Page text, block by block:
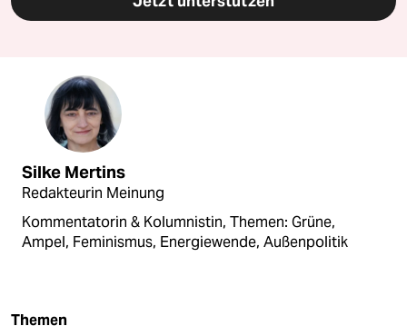
Silke Mertins
Redakteurin Meinung
Kommentatorin & Kolumnistin, Themen: Grüne,
Ampel, Feminismus, Energiewende, Außenpolitik
Themen